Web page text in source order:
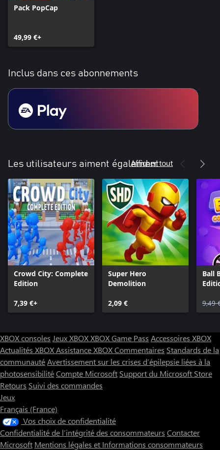
Pack PopCap
49,99 €+
Inclus dans ces abonnements
Les utilisateurs aiment également
Afficher tout
Crowd City: Complete
Edition
7,39 €+
Super Hero
Demolition
2,09 €
Ball
9,49
XBOX consoles Jeux XBOXXBOX Game Pass Accessoires XBOX
Actualités XBOXAssistance XBOXCommentaires Standards de la
communautéAvertissement sur les crises d’épilepsie liées à la
photosensibilitéCompte Microsoft Support du Microsoft Store
Retours Suivi des commandes
Jeux
Français (France)
Vos choix de confidentialité
Confidentialité de l’intégrité des consommateurs Contacter
Microsoft Mentions légales et Informations consommateurs